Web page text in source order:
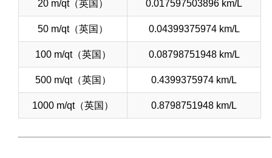
20 m/qt（英国） 0.017597503896 km/L
50 m/qt（英国） 0.04399375974 km/L
100 m/qt（英国） 0.08798751948 km/L
500 m/qt（英国） 0.4399375974 km/L
1000 m/qt（英国） 0.8798751948 km/L